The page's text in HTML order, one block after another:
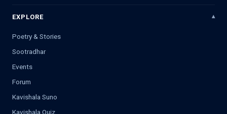
EXPLORE
Poetry & Stories
Sootradhar
Events
Forum
Kavishala Suno
Kavishala Quiz